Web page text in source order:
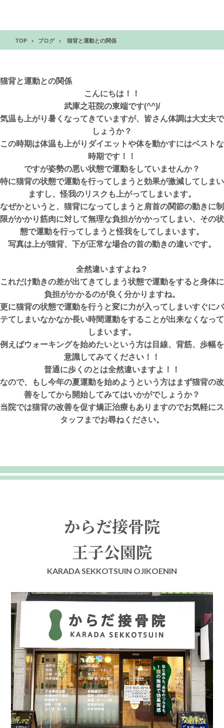
TOP ブログ 猫背と運動との関係
猫背と運動との関係
こんにちは！！
武庫之荘院の東端です(^^)/
気温も上がり暑くなってきていますが、皆さん体調は大丈夫で
しょうか？
この時期は体温も上がりダイエットや体を動かすにはベストな
時期です！！
ですが姿勢の悪い状態で運動をしていませんか？
特に猫背の状態で運動を行ってしまうと効果が激減してしまい
ますし、怪我のリスクも上がってしまいます。
なぜかというと、猫背になってしまうと肩首の関節の動きに制
限がかかり筋肉に対して無理な負担がかかってしまい、その状
態で運動を行ってしまうと怪我をしてしまいます。
写真は上が猫背、下が正常な場合の首の動きの違いです。
全然違いますよね？
これだけ動きの差が出てきてしまう状態で運動をすると身体に
負担がかかるのが良く分かりますね。
更に猫背の状態で運動を行うと変に力が入ってしまいすぐにバ
テてしまいなかなか長い時間運動をすることが出来なくなって
しまいます。
例えばウォーキングを始めたいという方は目線、背筋、歩幅を
意識してみてください！！
普通に歩くのとは全然違いますよ！！
なので、もし今年の夏運動を始めようという方はまず猫背の改
善をしてから開始してみてはいかがでしょうか？
当院では猫背の改善を促す矯正治療もありますのでお気軽にス
タッフまでお尋ねください。
からだ接骨院
王子公園院
KARADA SEKKOTSUIN OJIKOENIN